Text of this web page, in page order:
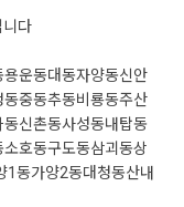
니다
용운동대동자양동신안
동중동추동비룡동주산
동신촌동사성동내탑동
소호동구도동삼괴동상
1동가양2동대청동산내